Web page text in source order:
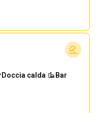
Doccia calda· Bar·